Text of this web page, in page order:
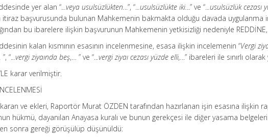
yer alan “. ..veya usulsüzlükten. ..”, “.. .usulsüzlükte iki. ..” ve “.. .usulsüzlük cezası
itiraz başvurusunda bulunan Mahkemenin bakmakta olduğu davada uygulanma
bu ibarelere ilişkin başvurunun Mahkemenin yetkisizliği nedeniyle REDDİNE,
kalan kısmının esasının incelenmesine, esasa ilişkin incelemenin “Vergi
”, “. ..vergi ziyaında beş,… ” ve “.. .vergi ziyaı cezası yüzde elli,. ..” ibareleri ile sınırlı
karar verilmiştir.
ve ekleri, Raportör Murat ÖZDEN tarafından hazırlanan işin esasına ilişkin
hükmü, dayanılan Anayasa kuralı ve bunun gerekçesi ile diğer yasama
sonra gereği görüşülüp düşünüldü: